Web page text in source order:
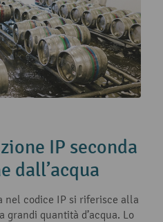
IP seconda
dall’acqua
nel codice IP si riferisce alla
grandi quantità d’acqua. Lo